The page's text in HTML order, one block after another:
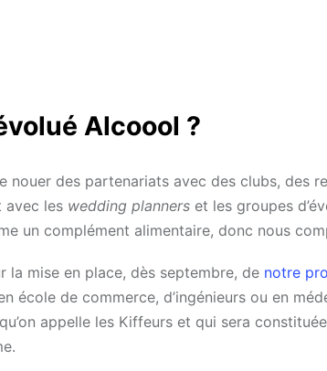
Alcoool ?
nouer des partenariats avec des clubs, des
avec les wedding planners et les groupes
un complément alimentaire, donc nous
la mise en place, dès septembre, de notre
école de commerce, d’ingénieurs ou en
appelle les Kiffeurs et qui sera